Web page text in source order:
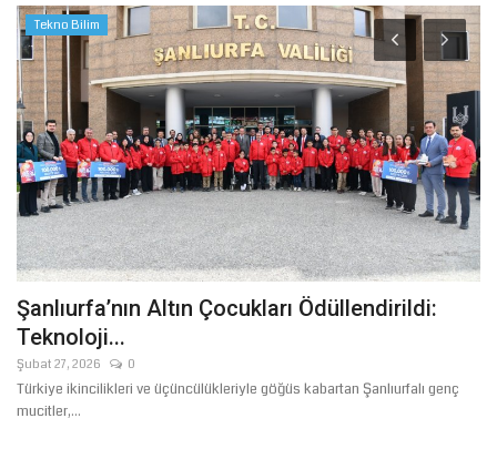
Tekno Bilim
Şanlıurfa’nın Altın Çocukları Ödüllendirildi:
Teknoloji...
Şubat 27, 2026 0
Türkiye ikincilikleri ve üçüncülükleriyle göğüs kabartan Şanlıurfalı genç
mucitler,...